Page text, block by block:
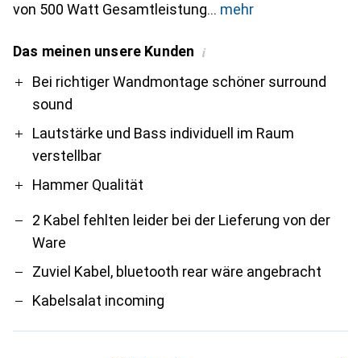
von 500 Watt Gesamtleistung
mehr
Das meinen unsere Kunden i
ProBei richtiger Wandmontage schöner surround
sound
Lautstärke und Bass individuell im Raum
verstellbar
Hammer Qualität
Contra
2 Kabel fehlten leider bei der Lieferung von der
Ware
Zuviel Kabel, bluetooth rear wäre angebracht
Kabelsalat incoming